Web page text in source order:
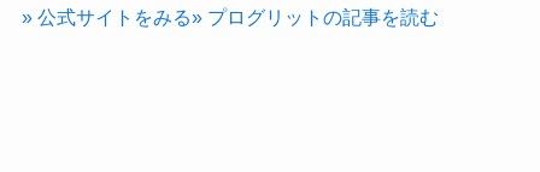
» 公式サイトをみる» プログリットの記事を読む